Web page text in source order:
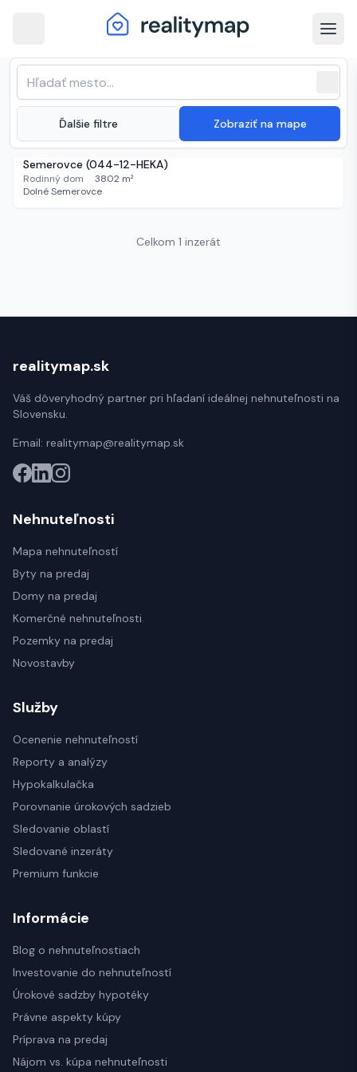
Ďalšie filtre Zobraziť na mape
Dolné Semerovce · Najnovšie
nehnuteľnosti na predaj
(1 inzerát)
Zoradenie zoznamu
529 dní
80 000 €
Predaj viacgeneračného rodinného domu - Dolné
Semerovce (044-12-HEKA)
Rodinný dom · 3802 m²
Dolné Semerovce
Celkom 1 inzerát
realitymap.sk
Váš dôveryhodný partner pri hľadaní ideálnej nehnuteľnosti na
Slovensku.
Email: realitymap@realitymap.sk
Nehnuteľnosti
Mapa nehnuteľností
Byty na predaj
Domy na predaj
Komerčné nehnuteľnosti
Pozemky na predaj
Novostavby
Služby
Ocenenie nehnuteľností
Reporty a analýzy
Hypokalkulačka
Porovnanie úrokových sadzieb
Sledovanie oblastí
Sledované inzeráty
Premium funkcie
Informácie
Blog o nehnuteľnostiach
Investovanie do nehnuteľností
Úrokové sadzby hypotéky
Právne aspekty kúpy
Príprava na predaj
Nájom vs. kúpa nehnuteľnosti